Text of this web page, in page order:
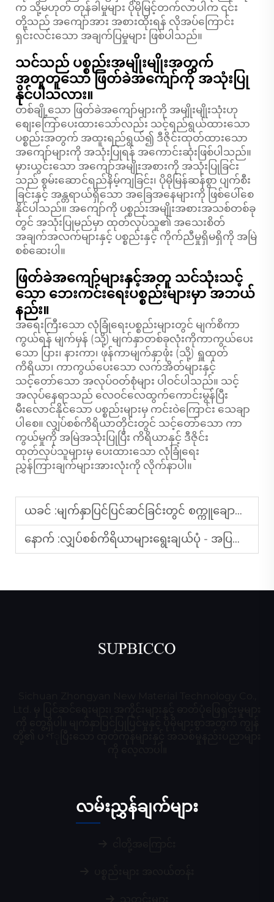
က သို့မဟုတ် တုန်ခါမှုများ ပိုမိုမြင့်တက်လာပါက ၎င်း
တို့သည် အကျော်အား အစားထိုးရန် လိုအပ်ကြောင်း
ရှင်းလင်းသော အချက်ပြမှုများ ဖြစ်ပါသည်။
သင်သည် ပစ္စည်းအမျိုးမျိုးအတွက်
အတူတူသော ဖြတ်ခဲအကျော်ကို အသုံးပြု
နိုင်ပါသလား။
တစ်ချို့သော ဖြတ်ခဲအကျော်များကို အမျိုးမျိုးသုံးဟု
စျေးကြော်ပေးထားသော်လည်း သင့်ရည်ရွယ်ထားသော
ပစ္စည်းအတွက် အထူးရည်ရွယ်၍ ဒီဇိုင်းထုတ်ထားသော
အကျော်များကို အသုံးပြုရန် အကောင်းဆုံးဖြစ်ပါသည်။
မှားယွင်းသော အကျော်အမျိုးအစားကို အသုံးပြုခြင်း
သည် စွမ်းဆောင်ရည်နိမ့်ကျခြင်း၊ ပိုမိုမြန်ဆန်စွာ ပျက်စီး
ခြင်းနှင့် အန္တရာယ်ရှိသော အခြေအနေများကို ဖြစ်ပေါ်စေ
နိုင်ပါသည်။ အကျော်ကို ပစ္စည်းအမျိုးအစားအသစ်တစ်ခု
တွင် အသုံးပြုမည်မှာ ထုတ်လုပ်သူ၏ အသေးစိတ်
အချက်အလက်များနှင့် ပစ္စည်းနှင့် ကိုက်ညီမှုရှိမရှိကို အမြဲ
စစ်ဆေးပါ။
ဖြတ်ခဲအကျော်များနှင့်အတူ သင်သုံးသင့်
သော ဘေးကင်းရေးပစ္စည်းများမှာ အဘယ်
နည်း။
အရေးကြီးသော လုံခြုံရေးပစ္စည်းများတွင် မျက်စိကာ
ကွယ်ရန် မျက်မှန် (သို့) မျက်နှာတစ်ခုလုံးကိုကာကွယ်ပေး
သော ပြား၊ နားကာ၊ ဖုန်ကာမျက်နှာဖုံး (သို့) ရှူထုတ်
ကိရိယာ၊ ကာကွယ်ပေးသော လက်အိတ်များနှင့်
သင့်တော်သော အလုပ်ဝတ်စုံများ ပါဝင်ပါသည်။ သင့်
အလုပ်နေရာသည် လေဝင်လေထွက်ကောင်းမွန်ပြီး
မီးလောင်နိုင်သော ပစ္စည်းများမှ ကင်းဝဲကြောင်း သေချာ
ပါစေ။ လျှပ်စစ်ကိရိယာတိုင်းတွင် သင့်တော်သော ကာ
ကွယ်မှုကို အမြဲအသုံးပြုပြီး ကိရိယာနှင့် ဒီဇိုင်း
ထုတ်လုပ်သူများမှ ပေးထားသော လုံခြုံရေး
ညွှန်ကြားချက်များအားလုံးကို လိုက်နာပါ။
ယခင် :မျက်နှာပြင်ပြင်ဆင်ခြင်းတွင် စက္ကူချောင်း၏ အခန်းကဏ္ဍ - နည်းလမ်းများနှင့် အကောင်းဆုံး အလေ့အကျင့်များ
နောက် :လျှပ်စစ်ကိရိယာများရွေးချယ်ပုံ - အပြည့်အစုံလမ်းညွှန်
လမ်းညွှန်ချက်များ